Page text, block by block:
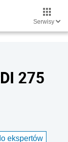
Serwisy
275
ekspertów